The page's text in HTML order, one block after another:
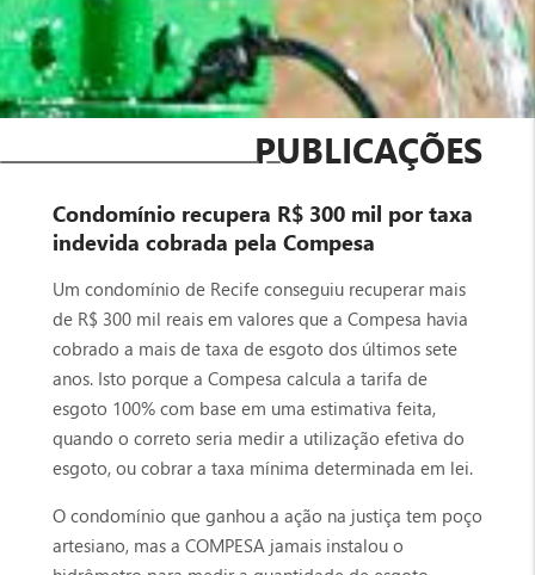
PUBLICAÇÕES
Condomínio recupera R$ 300 mil por taxa
indevida cobrada pela Compesa
Um condomínio de Recife conseguiu recuperar mais
de R$ 300 mil reais em valores que a Compesa havia
cobrado a mais de taxa de esgoto dos últimos sete
anos. Isto porque a Compesa calcula a tarifa de
esgoto 100% com base em uma estimativa feita,
quando o correto seria medir a utilização efetiva do
esgoto, ou cobrar a taxa mínima determinada em lei.
O condomínio que ganhou a ação na justiça tem poço
artesiano, mas a COMPESA jamais instalou o